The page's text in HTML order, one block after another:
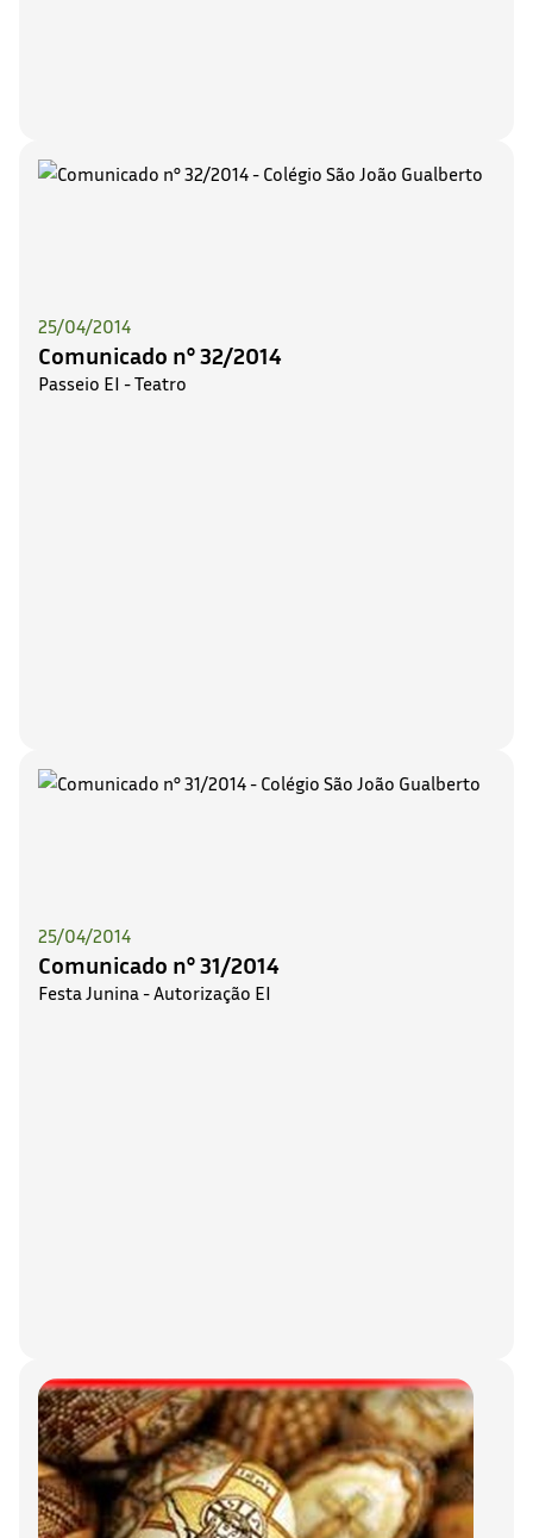
25/04/2014
Comunicado n° 32/2014
Passeio EI - Teatro
25/04/2014
Comunicado n° 31/2014
Festa Junina - Autorização EI